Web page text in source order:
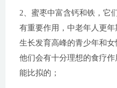
2、蜜枣中富含钙和铁，它
有重要作用，中老年人更
生长发育高峰的青少年和
他们会有十分理想的食疗
能比拟的；